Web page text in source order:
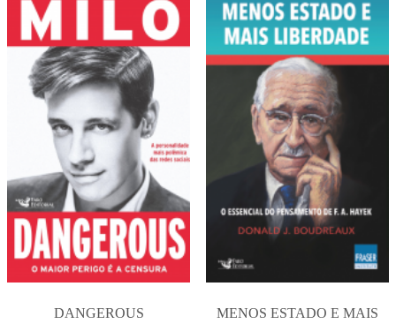
DANGEROUS
MENOS ESTADO E MAIS